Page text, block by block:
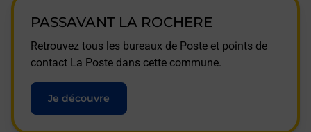
PASSAVANT LA ROCHERE
Retrouvez tous les bureaux de Poste et points de
contact La Poste dans cette commune.
Je découvre